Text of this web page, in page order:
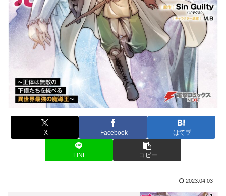
X Facebook はてブ
LINE コピー
2023.04.03